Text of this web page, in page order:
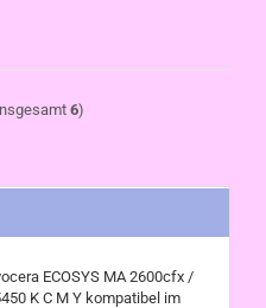
6)
ECOSYS MA 2600cfx /
K C M Y kompatibel im